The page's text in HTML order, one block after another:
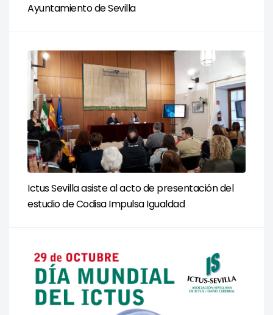
Ayuntamiento de Sevilla
Ictus Sevilla asiste al acto de presentación del
estudio de Codisa Impulsa Igualdad